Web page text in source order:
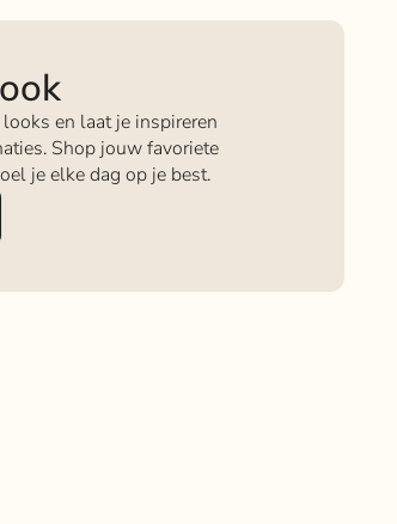
en laat je inspireren
Shop jouw favoriete
je elke dag op je best.